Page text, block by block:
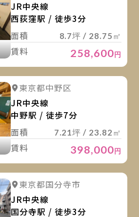
JR中央線
西荻窪駅 / 徒歩3分
面積
8.7坪 / 28.75㎡
賃料 258,600円
詳細を見る
東京都中野区
JR中央線
中野駅 / 徒歩7分
面積
7.21坪 / 23.82㎡
賃料 398,000円
詳細を見る
東京都国分寺市
JR中央線
国分寺駅 / 徒歩3分